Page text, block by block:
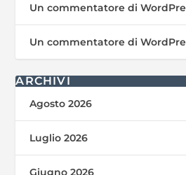
Un commentatore di
Un commentatore di
ARCHIVI
Agosto 2026
Luglio 2026
Giugno 2026